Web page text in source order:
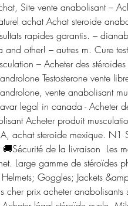
Site vente anabolisant –
achat Achat steroide
rapides garantis. –
other! – autres m. Cure
– Acheter des
Testosterone vente
vente anabolisant
legal in canada - Acheter
Acheter produit
achat steroide mexique. N1
de la livraison  Les
Large gamme de stéroïdes
Goggles; Jackets
cher prix acheter anabolisants